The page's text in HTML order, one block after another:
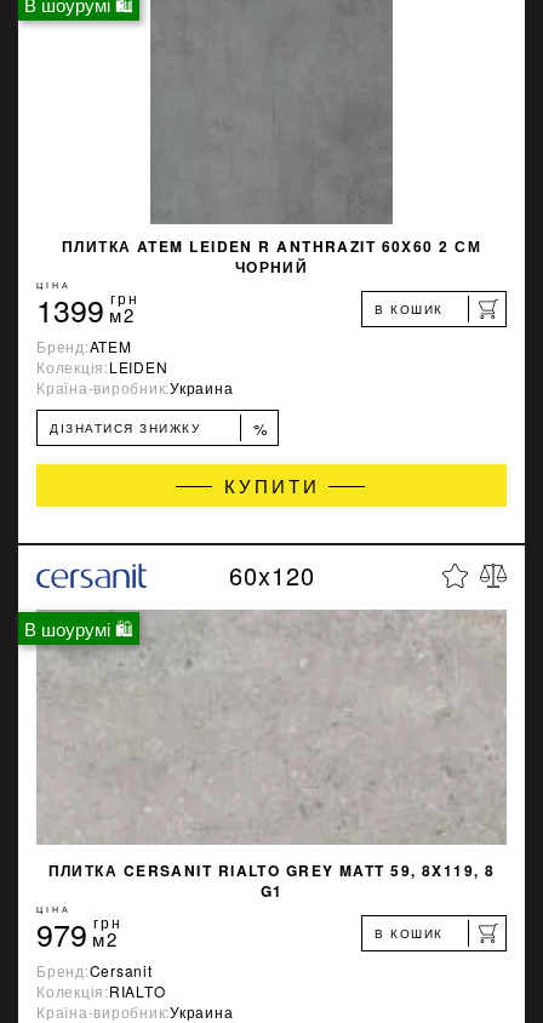
ПЛИТКА ATEM LEIDEN R ANTHRAZIT 60X60 2 СМ
ЧОРНИЙ
ЦІНА
1399 грн
м2 В КОШИК
Бренд:ATEM
Колекція:LEIDEN
Країна-виробник:Украина
ДІЗНАТИСЯ ЗНИЖКУ %
КУПИТИ
В шоурумі 🛍
60x120
ПЛИТКА CERSANIT RIALTO GREY MATT 59, 8X119, 8
G1
ЦІНА
979 грн
м2 В КОШИК
Бренд:Cersanit
Колекція:RIALTO
Країна-виробник:Украина